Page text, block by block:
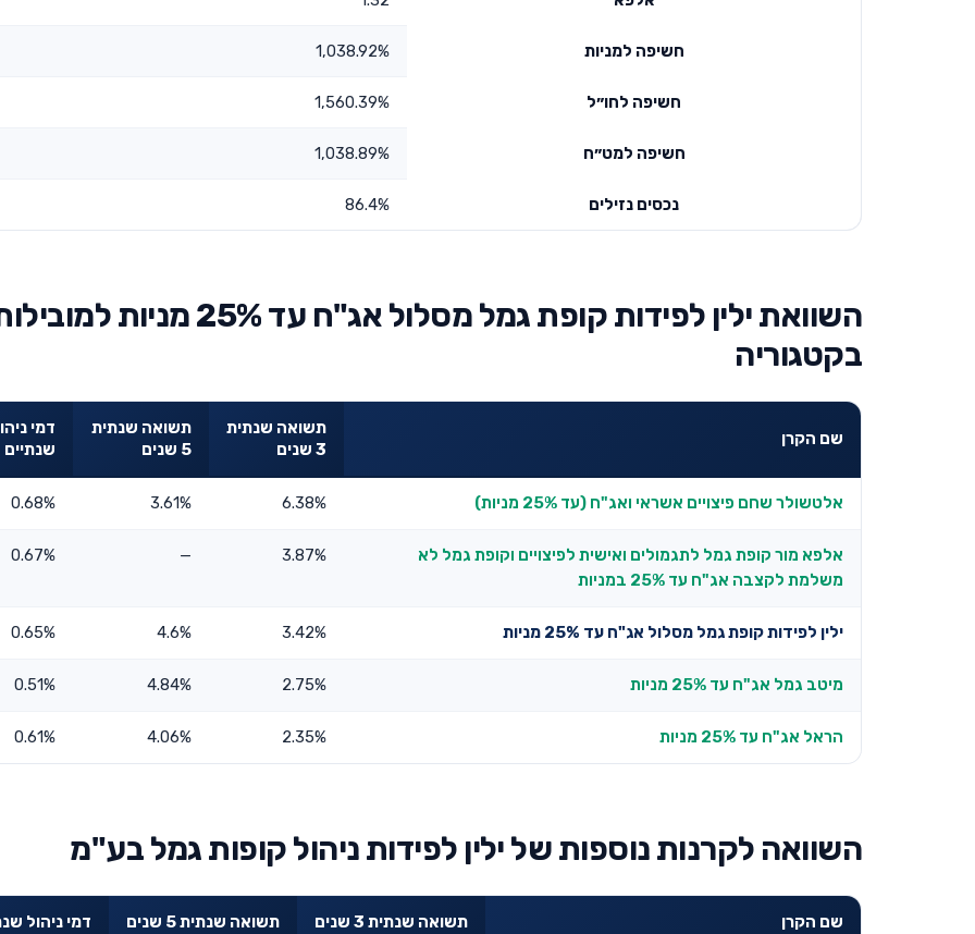
חשיפה למניות 1,038.92%
חשיפה לחו״ל 1,560.39%
חשיפה למט״ח 1,038.89%
נכסים נזילים 86.4%
השוואת ילין לפידות קופת גמל מסלול אג"ח עד 25% מניות
בקטגוריה
שם הקרן
תשואה שנתית
3 שנים
תשואה שנתית
5 שנים
דמי
שנתיים
אלטשולר שחם פיצויים אשראי ואג"ח (עד 25% מניות) 6.38%
3.61%
0.68%
אלפא מור קופת גמל לתגמולים ואישית לפיצויים וקופת גמל לא
משלמת לקצבה אג"ח עד 25% במניות
3.87%
—
0.67%
ילין לפידות קופת גמל מסלול אג"ח עד 25% מניות 3.42%
4.6%
0.65%
מיטב גמל אג"ח עד 25% מניות 2.75%
4.84%
0.51%
הראל אג"ח עד 25% מניות 2.35%
4.06%
0.61%
השוואה לקרנות נוספות של ילין לפידות ניהול קופות גמל בע"מ
שם הקרן תשואה שנתית 3 שנים תשואה שנתית 5 שנים דמי ניהול